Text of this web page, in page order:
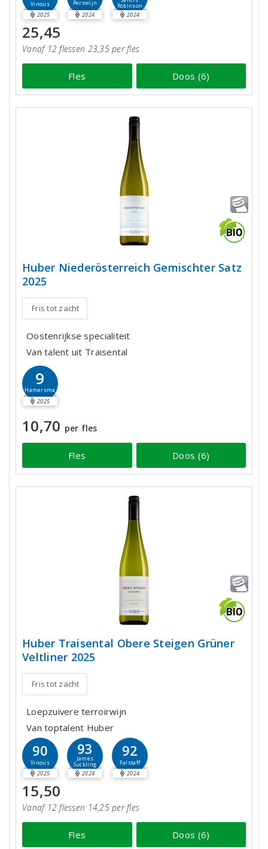
Vinous
2025
Perswijn
2024
Robinson
2024
25,45
Vanaf 12 flessen 23,35 per fles
Fles Doos (6)
Huber Niederösterreich Gemischter Satz
2025
Fris tot zacht
Oostenrijkse specialiteit
Van talent uit Traisental
9
Hamersma
2025
10,70 per fles
Fles Doos (6)
Huber Traisental Obere Steigen Grüner
Veltliner 2025
Fris tot zacht
Loepzuivere terroirwijn
Van toptalent Huber
90
Vinous
2025
93
James
Suckling
2024
92
Falstaff
2024
15,50
Vanaf 12 flessen 14,25 per fles
Fles Doos (6)